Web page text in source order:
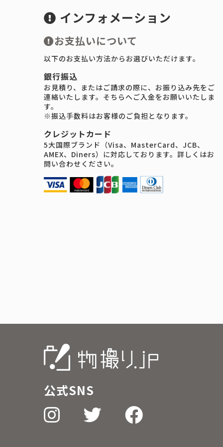
インフォメーション
お支払いについて
以下のお支払い方法からお選びいただけます。
銀行振込
お見積り、またはご請求の際に、お振り込み先をご
連絡いたします。そちらへご入金をお願いいたしま
す。
※振込手数料はお客様のご負担となります。
クレジットカード
5大国際ブランド（Visa、MasterCard、JCB、
AMEX、Diners）に対応しております。詳しくはお
問い合わせください。
公式SNS